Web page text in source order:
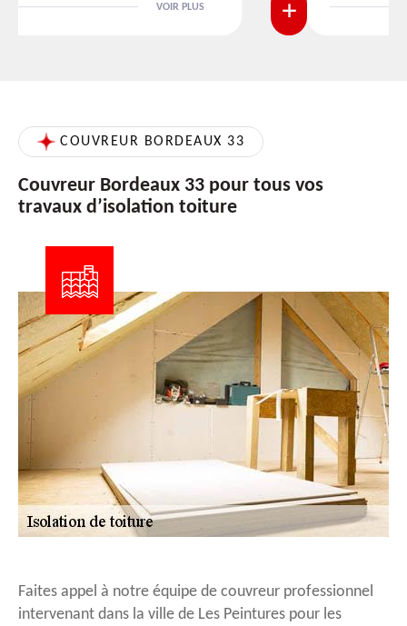
VOIR PLUS
COUVREUR BORDEAUX 33
Couvreur Bordeaux 33 pour tous vos
travaux d’isolation toiture
Faites appel à notre équipe de couvreur professionnel
intervenant dans la ville de Les Peintures pour les